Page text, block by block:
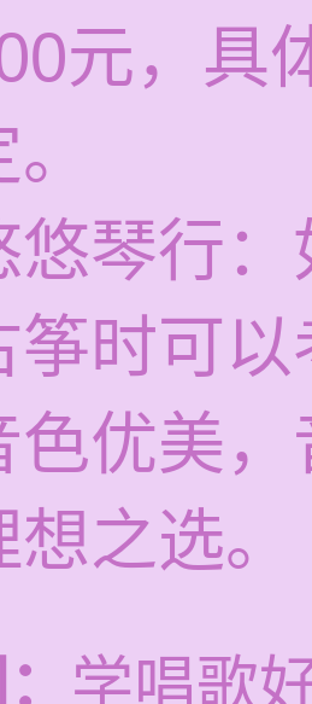
元，具
悠琴行
筝时可以
色优美
之选。
学唱歌